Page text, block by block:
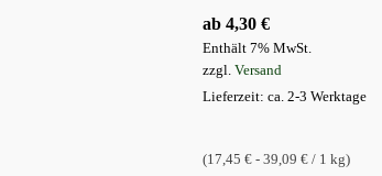
Bewertet mit
5.00
von 5
ab 4,30 €
Enthält 7% MwSt.
zzgl. Versand
Lieferzeit: ca. 2-3 Werktage
(17,45 € - 39,09 € / 1 kg)
Optionen
können